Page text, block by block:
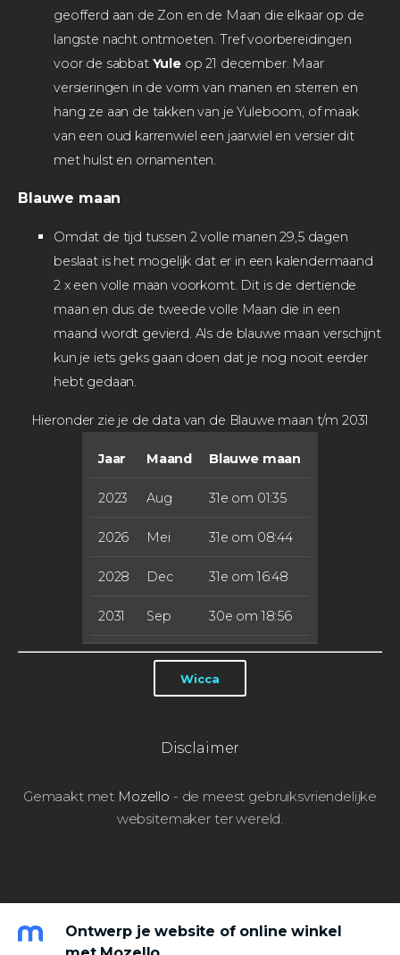
geofferd aan de Zon en de Maan die elkaar op de
langste nacht ontmoeten. Tref voorbereidingen
voor de sabbat Yuleop 21 december. Maar
versieringen in de vorm van manen en sterren en
hang ze aan de takken van je Yuleboom, of maak
van een oud karrenwiel een jaarwiel en versier dit
met hulst en ornamenten.
Blauwe maan
Omdat de tijd tussen 2 volle manen 29,5 dagen
beslaat is het mogelijk dat er in een kalendermaand
2 x een volle maan voorkomt. Dit is de dertiende
maan en dus de tweede volle Maan die in een
maand wordt gevierd. Als de blauwe maan verschijnt
kun je iets geks gaan doen dat je nog nooit eerder
hebt gedaan.
Hieronder zie je de data van de Blauwe maan t/m 2031
Jaar Maand Blauwe maan
2023 Aug 31e om 01:35
2026 Mei 31e om 08:44
2028 Dec 31e om 16:48
2031 Sep 30e om 18:56
Wicca
Disclaimer
Gemaakt met Mozello - de meest gebruiksvriendelijke
websitemaker ter wereld.
Ontwerp je website of online winkel